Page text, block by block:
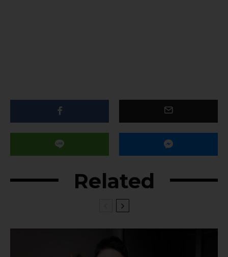
Related